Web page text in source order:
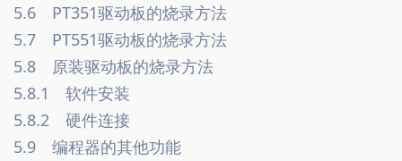
5.6　PT351驱动板的烧录方法
5.7　PT551驱动板的烧录方法
5.8　原装驱动板的烧录方法
5.8.1　软件安装
5.8.2　硬件连接
5.9　编程器的其他功能